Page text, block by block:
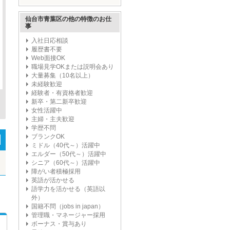
仙台市青葉区の他の特徴のお仕
事
入社日応相談
履歴書不要
Web面接OK
職場見学OKまたは説明会あり
大量募集（10名以上）
未経験歓迎
経験者・有資格者歓迎
新卒・第二新卒歓迎
女性活躍中
主婦・主夫歓迎
学歴不問
ブランクOK
ミドル（40代～）活躍中
エルダー（50代～）活躍中
シニア（60代～）活躍中
障がい者積極採用
英語が活かせる
語学力を活かせる（英語以
外）
国籍不問（jobs in japan）
管理職・マネージャー採用
ボーナス・賞与あり